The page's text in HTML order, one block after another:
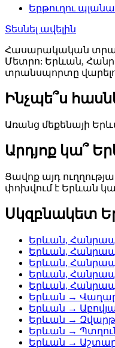
Երթուղու
Տեսնել ավելին
Հասարակական
Մետրո: Երևան,
տրանսպորտը
Ինչպե՞ս
Առանց մեքենայի
Արդյոք կա՞
Ցավոք այդ
փոխվում է Երևան
Սկզբնակետ
Երևան,
Երևան,
Երևան,
Երևան,
Երևան,
Երևան →
Երևան →
Երևան →
Երևան →
Երևան →